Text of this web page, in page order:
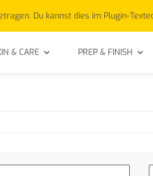
Du kannst dies im Plugin-
& CARE PREP & FINISH